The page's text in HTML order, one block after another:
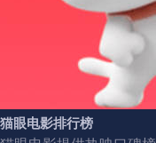
猫眼电影排行榜